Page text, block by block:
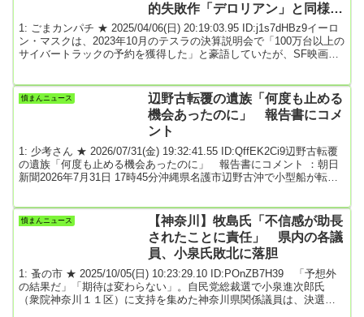
的失敗作「デロリアン」と同様の
ステンレス鋼の外装が問題の一因
に
1: ごまカンパチ ★ 2025/04/06(日) 20:19:03.95 ID:j1s7dHBz9イーロ
ン・マスクは、2023年10月のテスラの決算説明会で「100万台以上の
サイバートラックの予約を獲得した」と豪語していたが、SF映画か
る。過去13カ月で8回もリコールされたこのピックアップトラック
は、品質への悪評や好みが分かれる外観に加えて、マスクのトラン
憤まんニュース
辺野古転覆の遺族「何度も止める
機会あったのに」 報告書にコメ
ント
1: 少考さん ★ 2026/07/31(金) 19:32:41.55 ID:QffEK2Ci9辺野古転覆
の遺族「何度も止める機会あったのに」 報告書にコメント ：朝日
新聞2026年7月31日 17時45分沖縄県名護市辺野古沖で小型船が転覆
て設置した第三者委員会の調査報告書を公表した。調査報告書の公
表を受け、事故で亡くなった武石知華さんの両親は、弁護士を通じ
憤まんニュース
【神奈川】牧島氏「不信感が助長
されたことに責任」 県内の各議
員、小泉氏敗北に落胆
1: 蚤の市 ★ 2025/10/05(日) 10:23:29.10 ID:POnZB7H39 「予想外
の結果だ」「期待は変わらない」。自民党総裁選で小泉進次郎氏
（衆院神奈川１１区）に支持を集めた神奈川県関係議員は、決選投